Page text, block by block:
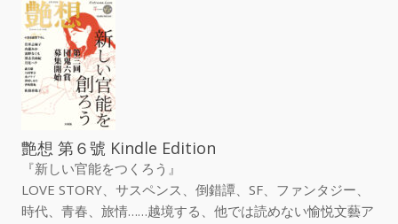
艶想 第６號 Kindle Edition
『新しい官能をつくろう』
LOVE STORY、サスペンス、倒錯譚、SF、ファンタジー、
時代、青春、旅情……越境する、他では読めない愉悦文藝ア